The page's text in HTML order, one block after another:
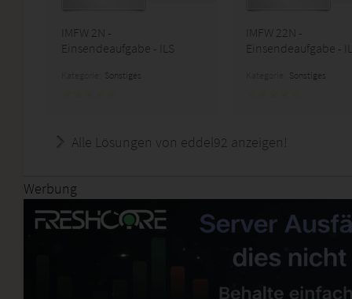
IMFW 2N -
Einsendeaufgabe - ILS
Sonstiges
IMFW 22N -
Einsendeaufgabe -
Sonstiges
Alle Lösungen von eddel92 anzeigen!
Werbung